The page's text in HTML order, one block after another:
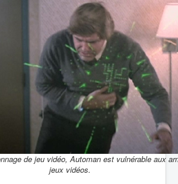
de jeu vidéo, Automan est vulnérable aux
jeux vidéos.